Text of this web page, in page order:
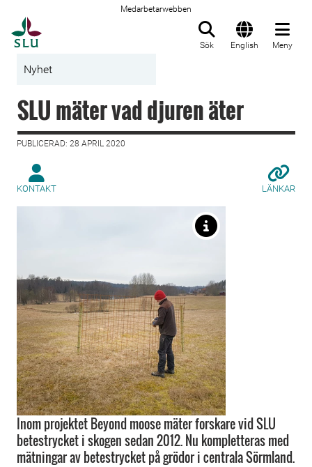
Medarbetarwebben
Sök English Meny
Nyhet
SLU mäter vad djuren äter
PUBLICERAD: 28 APRIL 2020
KONTAKT LÄNKAR
Inom projektet Beyond moose mäter forskare vid SLU
betestrycket i skogen sedan 2012. Nu kompletteras med
mätningar av betestrycket på grödor i centrala Sörmland.